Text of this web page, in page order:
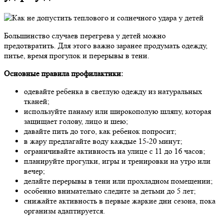
Большинство случаев перегрева у детей можно
предотвратить. Для этого важно заранее продумать одежду,
питье, время прогулок и перерывы в тени.
Основные правила профилактики:
одевайте ребенка в светлую одежду из натуральных
тканей;
используйте панаму или широкополую шляпу, которая
защищает голову, лицо и шею;
давайте пить до того, как ребенок попросит;
в жару предлагайте воду каждые 15-20 минут;
ограничивайте активность на улице с 11 до 16 часов;
планируйте прогулки, игры и тренировки на утро или
вечер;
делайте перерывы в тени или прохладном помещении;
особенно внимательно следите за детьми до 5 лет;
снижайте активность в первые жаркие дни сезона, пока
организм адаптируется.